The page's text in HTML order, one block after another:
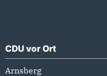
CDU vor Ort
Arnsberg